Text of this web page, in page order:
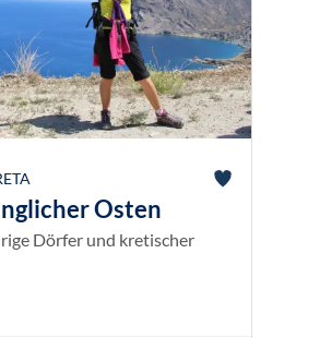
Osten
Dörfer und kretischer